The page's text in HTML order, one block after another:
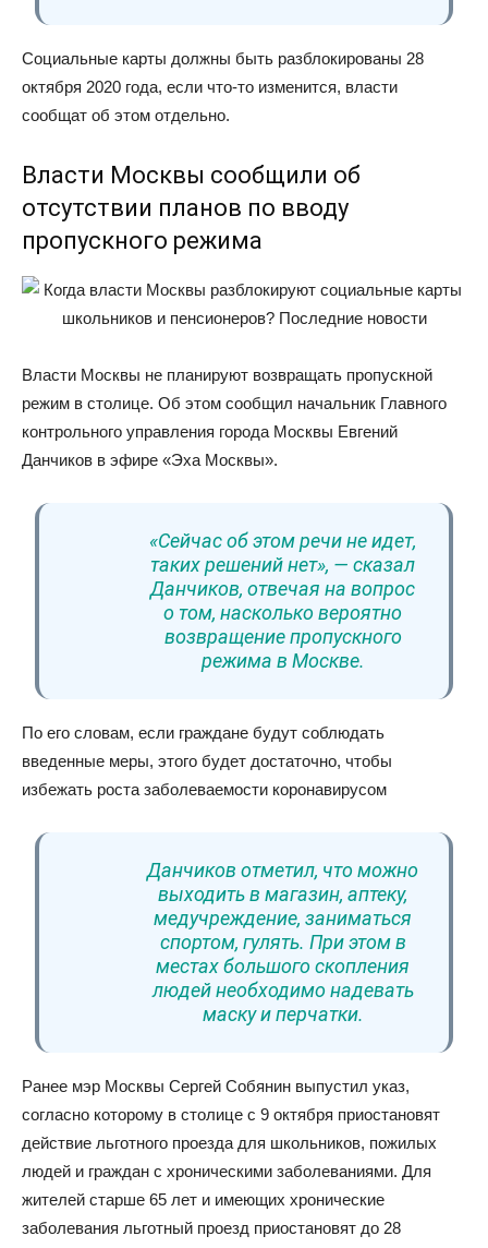
Социальные карты должны быть разблокированы 28
октября 2020 года, если что-то изменится, власти
сообщат об этом отдельно.
Власти Москвы сообщили об
отсутствии планов по вводу
пропускного режима
Власти Москвы не планируют возвращать пропускной
режим в столице. Об этом сообщил начальник Главного
контрольного управления города Москвы Евгений
Данчиков в эфире «Эха Москвы».
«Сейчас об этом речи не идет,
таких решений нет», — сказал
Данчиков, отвечая на вопрос
о том, насколько вероятно
возвращение пропускного
режима в Москве.
По его словам, если граждане будут соблюдать
введенные меры, этого будет достаточно, чтобы
избежать роста заболеваемости коронавирусом
Данчиков отметил, что можно
выходить в магазин, аптеку,
медучреждение, заниматься
спортом, гулять. При этом в
местах большого скопления
людей необходимо надевать
маску и перчатки.
Ранее мэр Москвы Сергей Собянин выпустил указ,
согласно которому в столице с 9 октября приостановят
действие льготного проезда для школьников, пожилых
людей и граждан с хроническими заболеваниями. Для
жителей старше 65 лет и имеющих хронические
заболевания льготный проезд приостановят до 28